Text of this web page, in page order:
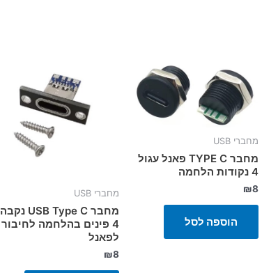
מחברי USB
מחבר TYPE C פאנל עגול
4 נקודות הלחמה
₪8
הוספה לסל
מחברי USB
מחבר USB Type C נקבה
4 פינים בהלחמה לחיבור
לפאנל
₪8